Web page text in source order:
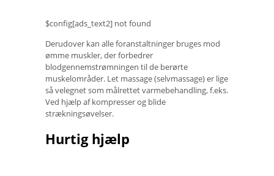
$config[ads_text2] not found
Derudover kan alle foranstaltninger bruges mod
ømme muskler, der forbedrer
blodgennemstrømningen til de berørte
muskelområder. Let massage (selvmassage) er lige
så velegnet som målrettet varmebehandling, f.eks.
Ved hjælp af kompresser og blide
strækningsøvelser.
Hurtig hjælp